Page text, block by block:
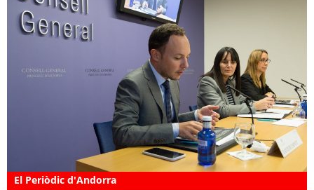
El Periòdic d'Andorra